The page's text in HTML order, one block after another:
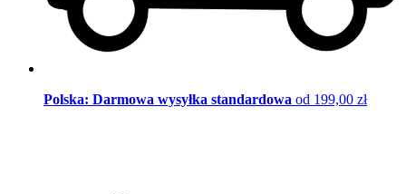
Polska: Darmowa wysyłka standardowa od 199,00 zł